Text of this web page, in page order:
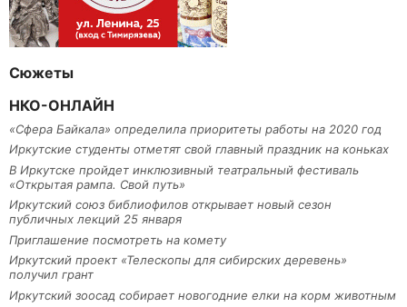
Сюжеты
НКО-ОНЛАЙН
«Сфера Байкала» определила приоритеты работы на 2020 год
Иркутские студенты отметят свой главный праздник на коньках
В Иркутске пройдет инклюзивный театральный фестиваль
«Открытая рампа. Свой путь»
Иркутский союз библиофилов открывает новый сезон
публичных лекций 25 января
Приглашение посмотреть на комету
Иркутский проект «Телескопы для сибирских деревень»
получил грант
Иркутский зоосад собирает новогодние елки на корм животным